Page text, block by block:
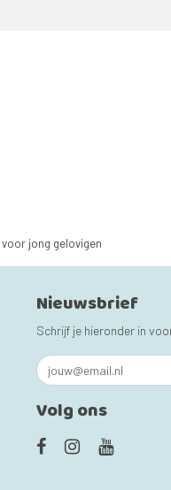
jong gelovigen
Nieuwsbrief
Schrijf je hieronder in
Volg ons